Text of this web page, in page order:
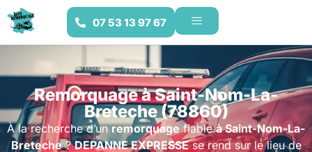
07 53 13 97 67
Remorquage à Saint-Nom-La-
Breteche (78860)
À la recherche d’unremorquagefiableà Saint-Nom-La-
Breteche?DEPANNE EXPRESSEse rend sur le lieu de